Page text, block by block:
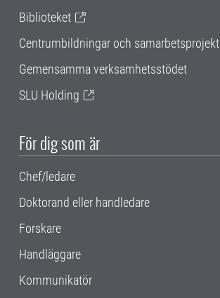
Biblioteket
Centrumbildningar och samarbetsprojekt
Gemensamma verksamhetsstödet
SLU Holding
För dig som är
Chef/ledare
Doktorand eller handledare
Forskare
Handläggare
Kommunikatör